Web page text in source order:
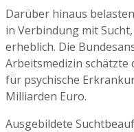
Darüber hinaus
in Verbindung mit
erheblich. Die
Arbeitsmedizin
für psychische
Milliarden Euro.
Ausgebildete